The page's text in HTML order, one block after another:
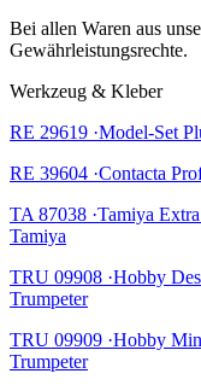
Bei allen Waren aus
Gewährleistungsrechte.
Werkzeug & Kleber
RE 29619 ·Model-Set
RE 39604 ·Contacta
TA 87038 ·Tamiya
Tamiya
TRU 09908 ·Hobby
Trumpeter
TRU 09909 ·Hobby
Trumpeter